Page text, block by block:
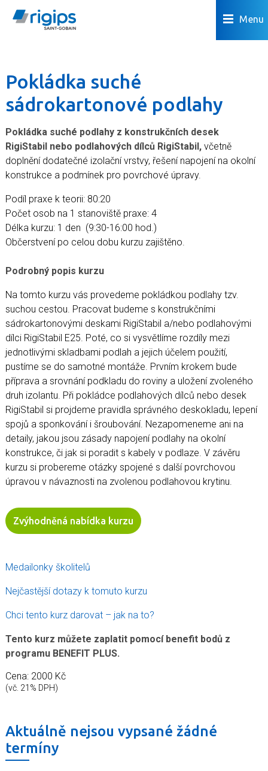
Menu
Pokládka suché
sádrokartonové podlahy
Pokládka suché podlahy z konstrukčních desek
RigiStabil nebo podlahových dílců RigiStabil, včetně
doplnění dodatečné izolační vrstvy, řešení napojení na okolní
konstrukce a podmínek pro povrchové úpravy.
Podíl praxe k teorii: 80:20
Počet osob na 1 stanoviště praxe: 4
Délka kurzu: 1 den (9:30-16:00 hod.)
Občerstvení po celou dobu kurzu zajištěno.
Podrobný popis kurzu
Na tomto kurzu vás provedeme pokládkou podlahy tzv.
suchou cestou. Pracovat budeme s konstrukčními
sádrokartonovými deskami RigiStabil a/nebo podlahovými
dílci RigiStabil E25. Poté, co si vysvětlíme rozdíly mezi
jednotlivými skladbami podlah a jejich účelem použití,
pustíme se do samotné montáže. Prvním krokem bude
příprava a srovnání podkladu do roviny a uložení zvoleného
druh izolantu. Při pokládce podlahových dílců nebo desek
RigiStabil si projdeme pravidla správného deskokladu, lepení
spojů a sponkování i šroubování. Nezapomeneme ani na
detaily, jakou jsou zásady napojení podlahy na okolní
konstrukce, či jak si poradit s kabely v podlaze. V závěru
kurzu si probereme otázky spojené s další povrchovou
úpravou v návaznosti na zvolenou podlahovou krytinu.
Zvýhodněná nabídka kurzu
Medailonky školitelů
Nejčastější dotazy k tomuto kurzu
Chci tento kurz darovat – jak na to?
Tento kurz můžete zaplatit pomocí benefit bodů z
programu BENEFIT PLUS.
Cena: 2000 Kč
(vč. 21% DPH)
Aktuálně nejsou vypsané žádné
termíny